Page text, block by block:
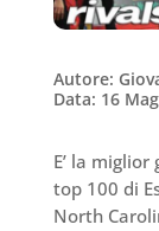
Autore:
Data: 16
E’ la
top 100 di
North